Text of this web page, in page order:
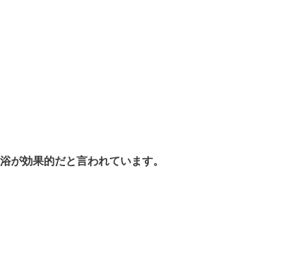
が効果的だと言われています。